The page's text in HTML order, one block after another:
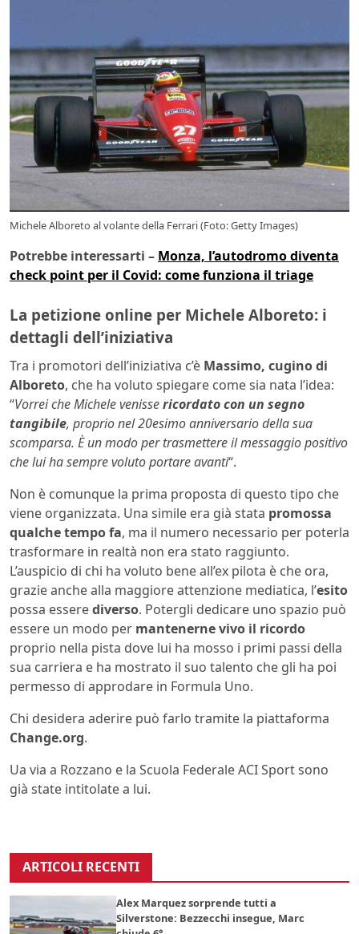
Michele Alboreto al volante della Ferrari (Foto: Getty Images)
Potrebbe interessarti – Monza, l’autodromo diventa
check point per il Covid: come funziona il triage
La petizione online per Michele Alboreto: i
dettagli dell’iniziativa
Tra i promotori dell’iniziativa c’è Massimo, cugino di
Alboreto, che ha voluto spiegare come sia nata l’idea:
“Vorrei che Michele venissericordato con un segno
tangibile, proprio nel 20esimo anniversario della sua
scomparsa. È un modo per trasmettere il messaggio positivo
che lui ha sempre voluto portare avanti“.
Non è comunque la prima proposta di questo tipo che
viene organizzata. Una simile era già stata promossa
qualche tempo fa, ma il numero necessario per poterla
trasformare in realtà non era stato raggiunto.
L’auspicio di chi ha voluto bene all’ex pilota è che ora,
grazie anche alla maggiore attenzione mediatica, l’esito
possa esserediverso. Potergli dedicare uno spazio può
essere un modo per mantenerne vivo il ricordo
proprio nella pista dove lui ha mosso i primi passi della
sua carriera e ha mostrato il suo talento che gli ha poi
permesso di approdare in Formula Uno.
Chi desidera aderire può farlo tramite la piattaforma
Change.org.
Ua via a Rozzano e la Scuola Federale ACI Sport sono
già state intitolate a lui.
ARTICOLI RECENTI
Alex Marquez sorprende tutti a
Silverstone: Bezzecchi insegue, Marc